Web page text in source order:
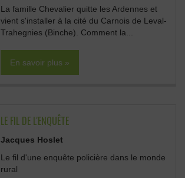
La famille Chevalier quitte les Ardennes et
vient s'installer à la cité du Carnois de Leval-
Trahegnies (Binche). Comment la...
En savoir plus »
LE FIL DE L'ENQUÊTE
Jacques Hoslet
Le fil d'une enquête policière dans le monde
rural